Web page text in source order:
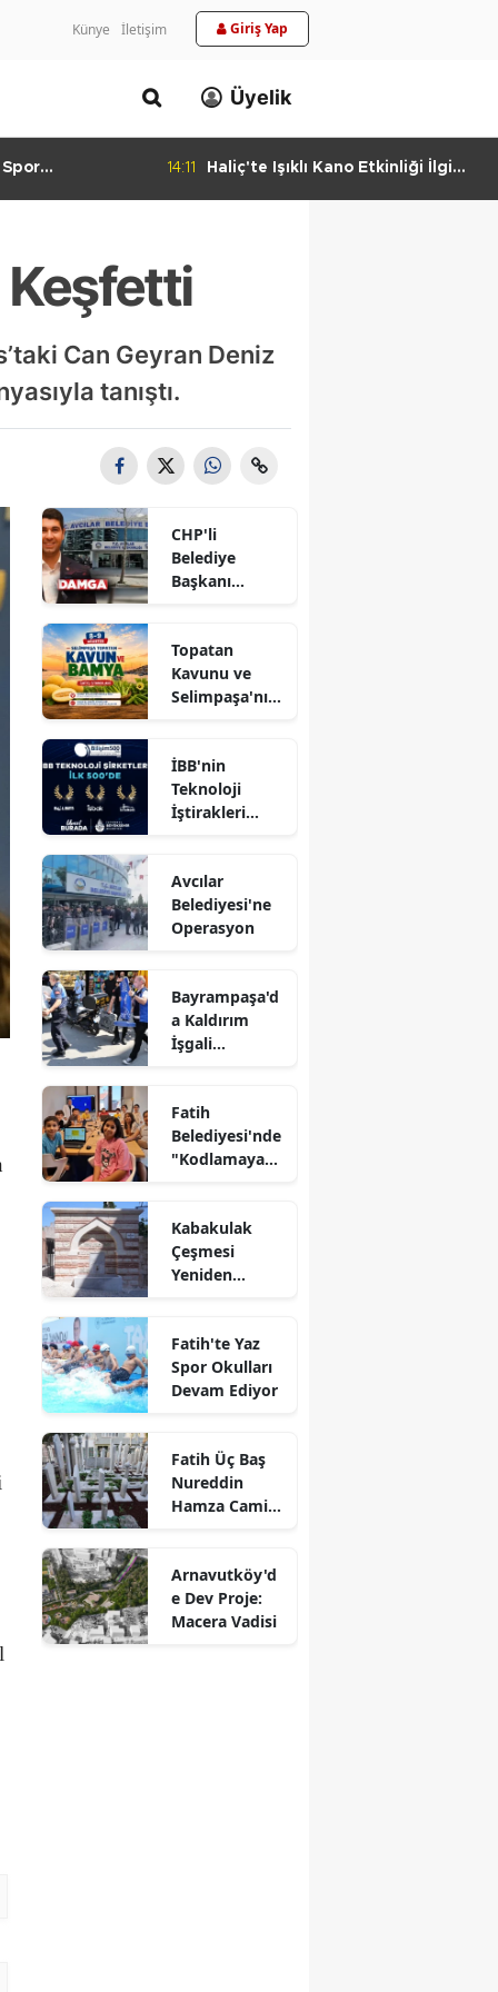
Künye İletişim Giriş Yap
Üyelik
14:11
Haliç'te Işıklı Kano Etkinliği İlgi
Keşfetti
Can Geyran Deniz
tanıştı.
CHP'li
Belediye
Başkanı
Topatan
Kavunu ve
Selimpaşa'nın
Vatandaşlarla
Buluşuyor
İBB'nin
Teknoloji
İştirakleri
Avcılar
Belediyesi'ne
Operasyon
Bayrampaşa'd
a Kaldırım
İşgali
Fatih
Belediyesi'nde
"Kodlamaya
Kabakulak
Çeşmesi
Yeniden
Fatih'te Yaz
Spor Okulları
Devam Ediyor
Fatih Üç Baş
Nureddin
Hamza Camii
Arnavutköy'd
e Dev Proje:
Macera Vadisi